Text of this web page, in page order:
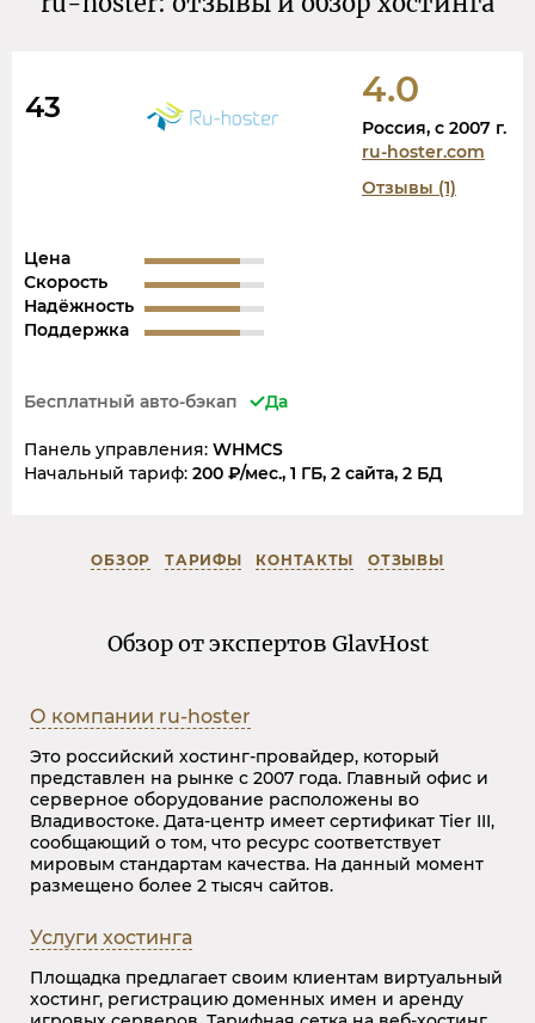
43 4.0
Россия, c 2007 г.
ru-hoster.com
Отзывы (1)
Цена
Скорость
Надёжность
Поддержка
Бесплатный авто-бэкап Да
Панель управления: WHMCS
Начальный тариф: 200 ₽/мес., 1 ГБ, 2 сайта, 2 БД
ОБЗОР ТАРИФЫ КОНТАКТЫ ОТЗЫВЫ
Обзор от экспертов GlavHost
О компании ru-hoster
Это российский хостинг-провайдер, который
представлен на рынке с 2007 года. Главный офис и
серверное оборудование расположены во
Владивостоке. Дата-центр имеет сертификат Tier III,
сообщающий о том, что ресурс соответствует
мировым стандартам качества. На данный момент
размещено более 2 тысяч сайтов.
Услуги хостинга
Площадка предлагает своим клиентам виртуальный
хостинг, регистрацию доменных имен и аренду